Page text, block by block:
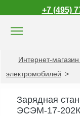
+7 (495)
КАТАЛОГ
Газораздаточные
Интернет-
электромобилей >
Зарядная
ЭСЭМ-17-